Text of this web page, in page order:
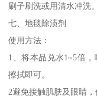
刷子刷洗或用清水冲洗。
七、地毯除渍剂
使用方法：
1、将本品兑水1~5倍
擦拭即可。
2避免接触肌肤及眼睛，